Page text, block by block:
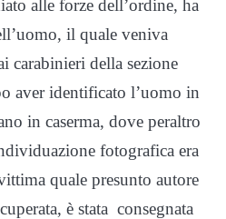
alle forze dell’ordine, ha
il quale veniva
carabinieri della sezione
aver identificato l’uomo in
in caserma, dove peraltro
fotografica era
quale presunto autore
è stata consegnata